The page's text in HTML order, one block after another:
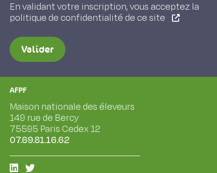
En validant votre inscription, vous acceptez la
politique de confidentialité de ce site
Valider
AFPF
Maison nationale des éleveurs
149 rue de Bercy
75595 Paris Cedex 12
07.69.81.16.62